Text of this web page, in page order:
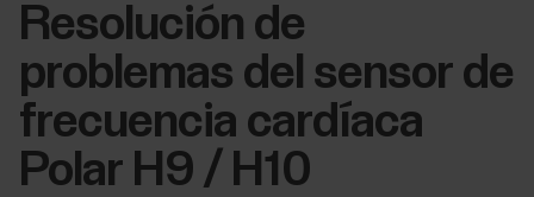
Resolución de
problemas del sensor de
frecuencia cardíaca
Polar H9 / H10